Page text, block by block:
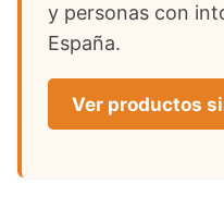
y personas con
España.
Ver productos